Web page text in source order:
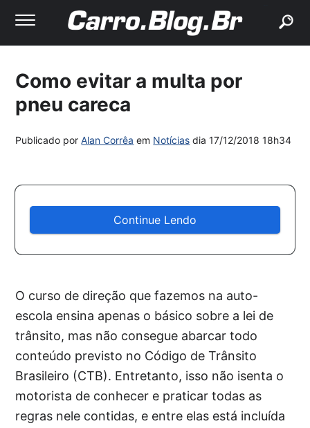
Como evitar a multa por
pneu careca
Publicado porAlan Corrêa em Notícias dia17/12/2018 18h34
Continue Lendo
O curso de direção que fazemos na auto-
escola ensina apenas o básico sobre a lei de
trânsito, mas não consegue abarcar todo
conteúdo previsto no Código de Trânsito
Brasileiro (CTB). Entretanto, isso não isenta o
motorista de conhecer e praticar todas as
regras nele contidas, e entre elas está incluída